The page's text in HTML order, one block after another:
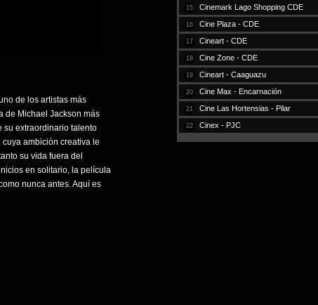
de los artistas más
de Michael Jackson más
su extraordinario talento
ambición creativa le
su vida fuera del
en solitario, la película
nunca antes. Aquí es
15 Cinemark Lago Shopping CDE
16 Cine Plaza - CDE
17 Cineart - CDE
18 Cine Zone - CDE
19 Cineart - Caaguazu
20 Cine Max - Encarnación
21 Cine Las Hortensias - Pilar
22 Cinex - PJC